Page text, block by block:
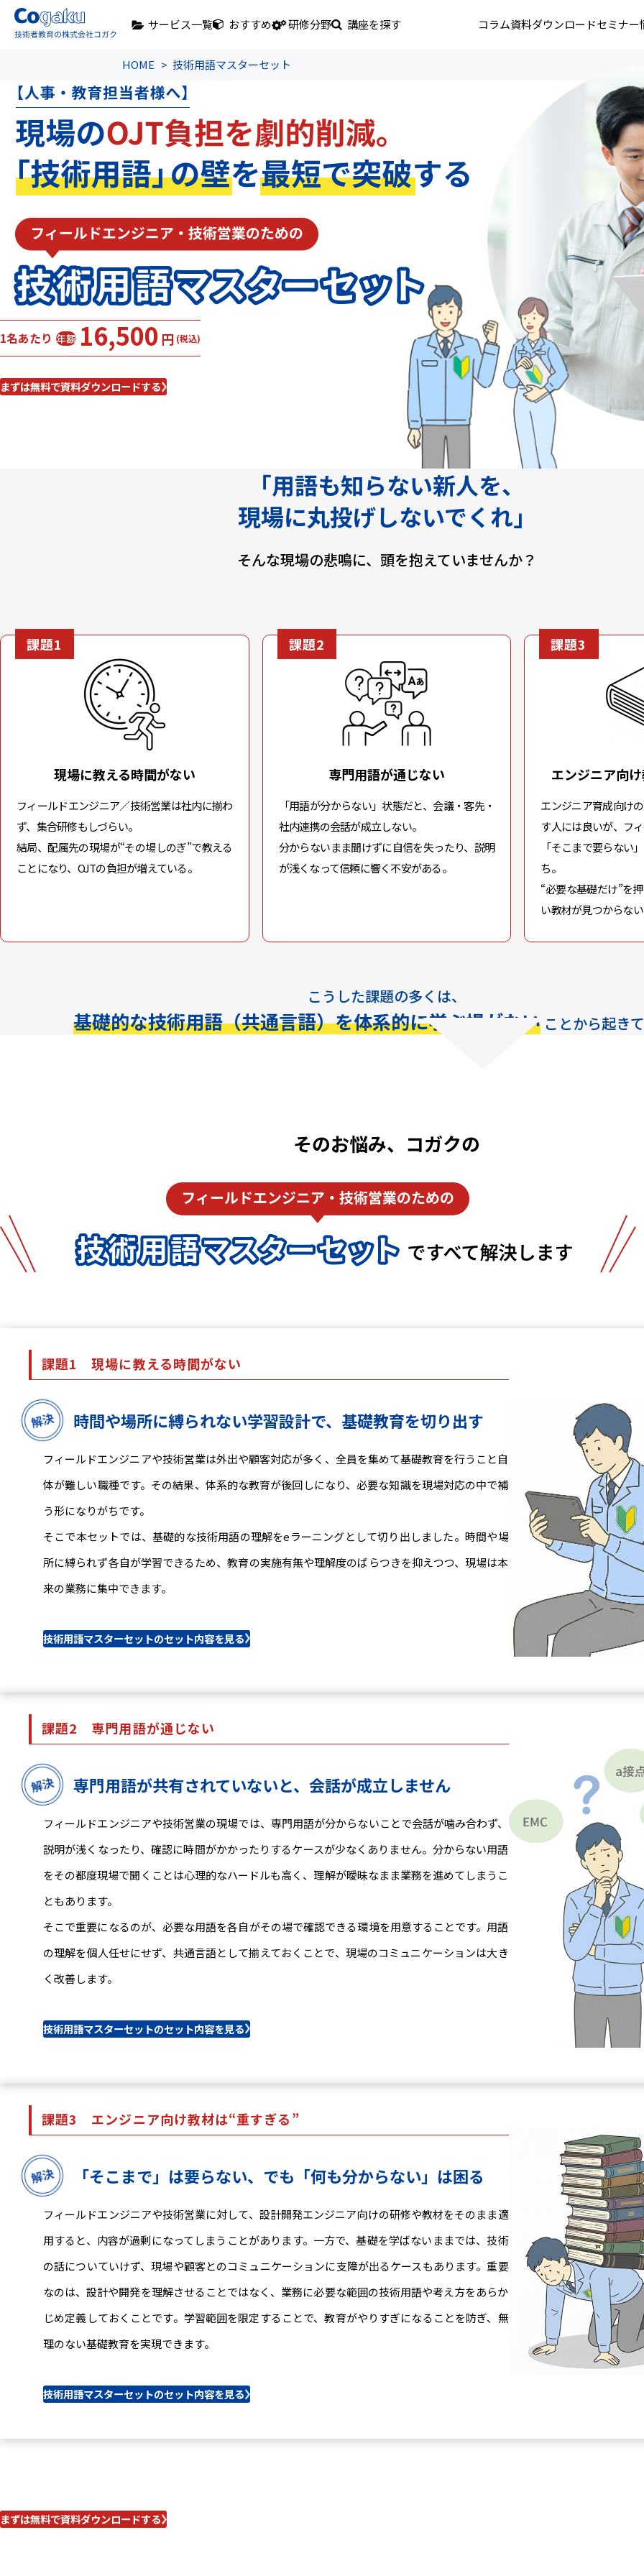
サービス一覧 おすすめ 研修分野 講座を探す コラム資料ダウンロードセミナー
HOME 技術用語マスターセット
1名あたり 年額 16,500円 (税込)
まずは無料で資料ダウンロードする
「用語も知らない新人を、
現場に丸投げしないでくれ」
そんな現場の悲鳴に、 頭を抱えていませんか？
課題1
現場に教える時間がない
フィールドエンジニア／技術営業は社内に揃わ
ず、集合研修もしづらい。
結局、配属先の現場が“その場しのぎ”で教える
ことになり、OJTの負担が増えている。
課題2
専門用語が通じない
「用語が分からない」状態だと、会議・客先・
社内連携の会話が成立しない。
分からないまま聞けずに自信を失ったり、説明
が浅くなって信頼に響く不安がある。
課題3
エンジニア向
エンジニア育成向け
す人には良いが、フ
「そこまで要らない
ち。
“必要な基礎だけ”を
い教材が見つからな
こうした課題の多くは、
基礎的な技術用語（共通言語）を体系的に学ぶ場がないことから起き
そのお悩み、コガクの
課題1現場に教える時間がない
時間や場所に縛られない学習設計で、基礎教育を切り出す
フィールドエンジニアや技術営業は外出や顧客対応が多く、全員を集めて基礎教育を行うこと自
体が難しい職種です。その結果、体系的な教育が後回しになり、必要な知識を現場対応の中で補
う形になりがちです。
そこで本セットでは、基礎的な技術用語の理解をeラーニングとして切り出しました。時間や場
所に縛られず各自が学習できるため、教育の実施有無や理解度のばらつきを抑えつつ、現場は本
来の業務に集中できます。
技術用語マスターセットのセット内容を見る
課題2 専門用語が通じない
専門用語が共有されていないと、会話が成立しません
フィールドエンジニアや技術営業の現場では、専門用語が分からないことで会話が噛み合わず、
説明が浅くなったり、確認に時間がかかったりするケースが少なくありません。分からない用語
をその都度現場で聞くことは心理的なハードルも高く、理解が曖昧なまま業務を進めてしまうこ
ともあります。
そこで重要になるのが、必要な用語を各自がその場で確認できる環境を用意することです。用語
の理解を個人任せにせず、共通言語として揃えておくことで、現場のコミュニケーションは大き
く改善します。
技術用語マスターセットのセット内容を見る
課題3 エンジニア向け教材は“重すぎる”
「そこまで」は要らない、でも「何も分からない」は困る
フィールドエンジニアや技術営業に対して、設計開発エンジニア向けの研修や教材をそのまま適
用すると、内容が過剰になってしまうことがあります。一方で、基礎を学ばないままでは、技術
の話についていけず、現場や顧客とのコミュニケーションに支障が出るケースもあります。重要
なのは、設計や開発を理解させることではなく、業務に必要な範囲の技術用語や考え方をあらか
じめ定義しておくことです。学習範囲を限定することで、教育がやりすぎになることを防ぎ、無
理のない基礎教育を実現できます。
技術用語マスターセットのセット内容を見る
まずは無料で資料ダウンロードする